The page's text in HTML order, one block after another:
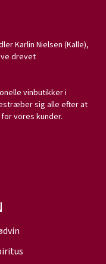
Karlin Nielsen (Kalle),
drevet
vinbutikker i
sig alle efter at
vores kunder.